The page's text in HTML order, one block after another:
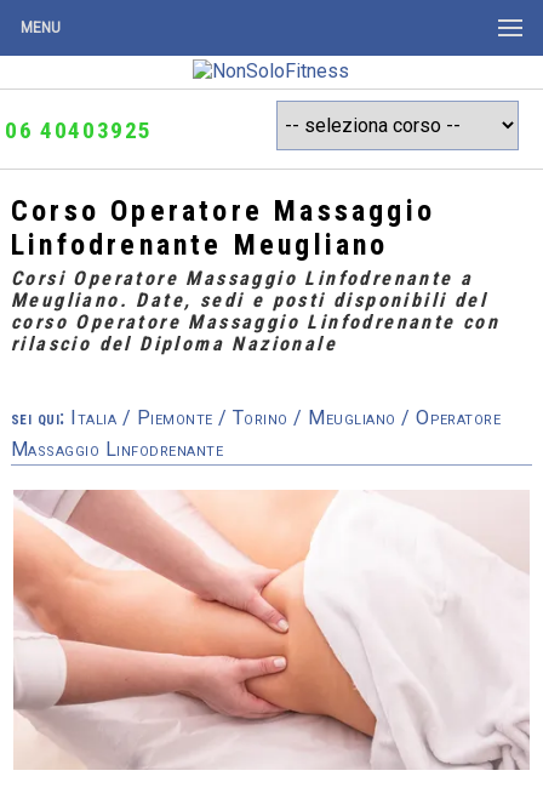
06 40403925
Corso Operatore Massaggio
Linfodrenante Meugliano
Corsi Operatore Massaggio Linfodrenante a
Meugliano. Date, sedi e posti disponibili del
corso Operatore Massaggio Linfodrenante con
rilascio del Diploma Nazionale
sei qui: Italia / Piemonte / Torino/ Meugliano/ Operatore
Massaggio Linfodrenante
MENU